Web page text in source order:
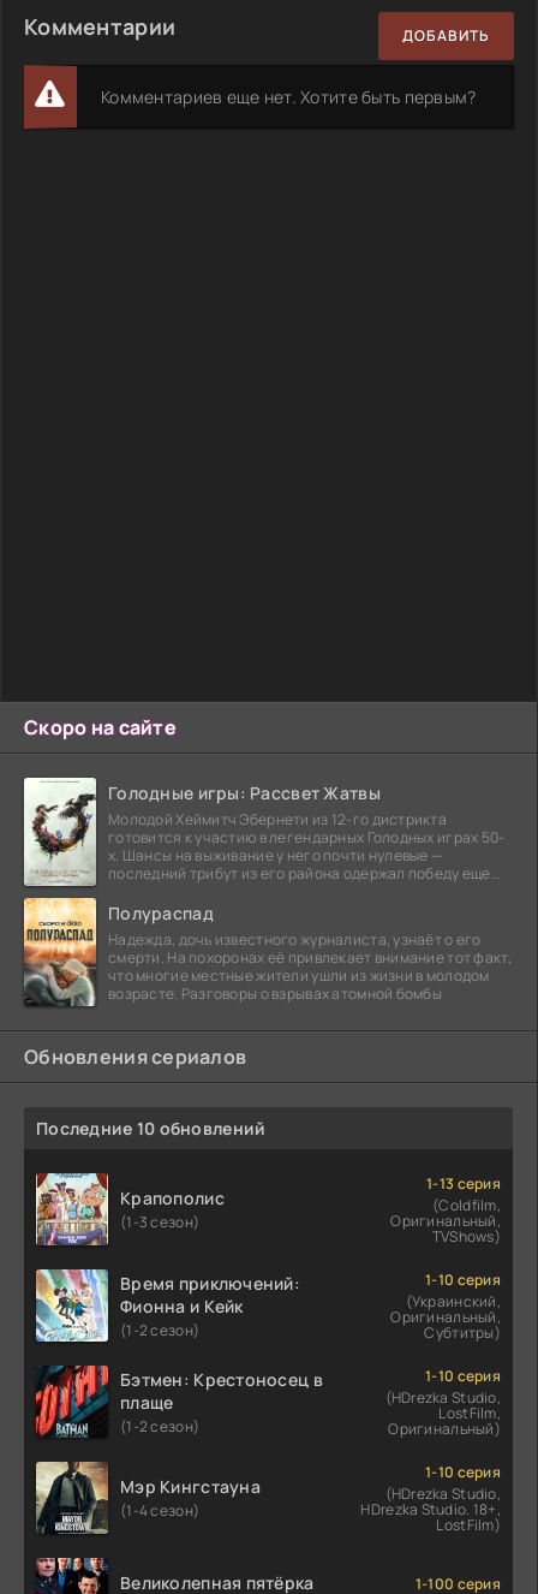
Скоро на сайте
Голодные игры: Рассвет Жатвы
Молодой Хеймитч Эбернети из 12-го дистрикта
готовится к участию в легендарных Голодных играх 50-
х. Шансы на выживание у него почти нулевые —
последний трибут из его района одержал победу еще
Полураспад
Надежда, дочь известного журналиста, узнаёт о его
смерти. На похоронах её привлекает внимание тот факт,
что многие местные жители ушли из жизни в молодом
возрасте. Разговоры о взрывах атомной бомбы
Обновления сериалов
Последние 10 обновлений
Крапополис
(1-3 сезон)
1-13 серия
(Coldfilm,
Оригинальный,
TVShows)
Время приключений:
Фионна и Кейк
(1-2 сезон)
1-10 серия
(Украинский,
Оригинальный,
Субтитры)
Бэтмен: Крестоносец в
плаще
(1-2 сезон)
1-10 серия
(HDrezka Studio,
LostFilm,
Оригинальный)
Мэр Кингстауна
(1-4 сезон)
1-10 серия
(HDrezka Studio,
HDrezka Studio. 18+,
LostFilm)
Великолепная пятёрка
1-100 серия
Комментарии ДОБАВИТЬ
Комментариев еще нет. Хотите быть первым?